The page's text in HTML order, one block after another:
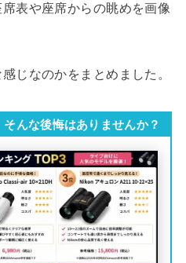
表や座席からの眺めを画像
じなのかをまとめました。
んな後悔はありませんか？